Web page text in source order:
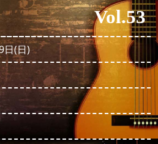
Vol.53
日(日)